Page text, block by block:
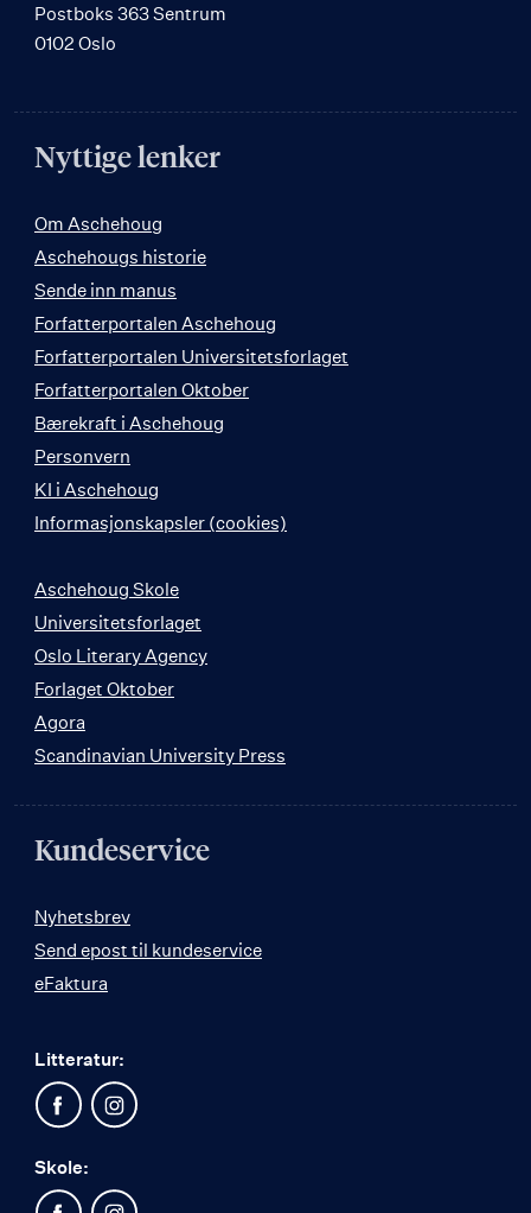
Postboks 363 Sentrum
0102 Oslo
Nyttige lenker
Om Aschehoug
Aschehougs historie
Sende inn manus
Forfatterportalen Aschehoug
Forfatterportalen Universitetsforlaget
Forfatterportalen Oktober
Bærekraft i Aschehoug
Personvern
KI i Aschehoug
Informasjonskapsler (cookies)
Aschehoug Skole
Universitetsforlaget
Oslo Literary Agency
Forlaget Oktober
Agora
Scandinavian University Press
Kundeservice
Nyhetsbrev
Send epost til kundeservice
eFaktura
Litteratur:
Skole: